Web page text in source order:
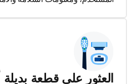
العثور على قطعة